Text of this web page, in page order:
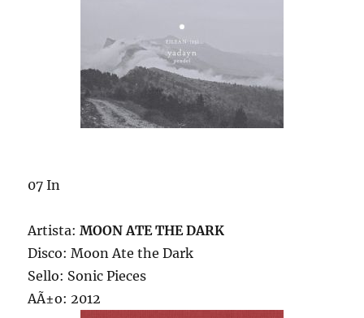
07 In
Artista:MOON ATE THE DARK
Disco: Moon Ate the Dark
Sello: Sonic Pieces
AÃ±o: 2012